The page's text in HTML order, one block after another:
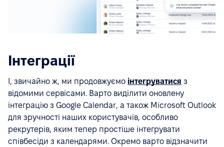
Інтеграції
І, звичайно ж, ми продовжуємо інтегруватися з
відомими сервісами. Варто виділити оновлену
інтеграцію з Google Calendar, а також Microsoft Outlook
для зручності наших користувачів, особливо
рекрутерів, яким тепер простіше інтегрувати
співбесіди з календарями. Окремо варто відзначити